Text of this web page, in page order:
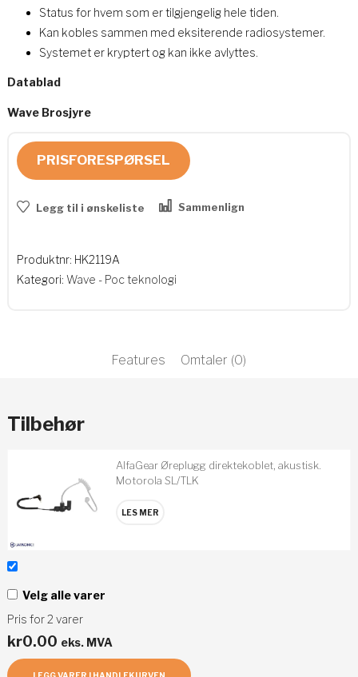
Status for hvem som er tilgjengelig hele tiden.
Kan kobles sammen med eksiterende radiosystemer.
Systemet er kryptert og kan ikke avlyttes.
Datablad
Wave Brosjyre
PRISFORESPØRSEL
Legg til i ønskeliste Sammenlign
Produktnr: HK2119A
Kategori: Wave - Poc teknologi
Features Omtaler (0)
Tilbehør
AlfaGear Øreplugg direktekoblet, akustisk.
Motorola SL/TLK
LES MER
Velg alle varer
Pris for2 varer
kr0.00 eks. MVA